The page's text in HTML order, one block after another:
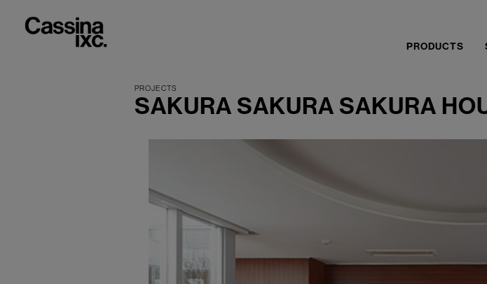
PRODUCTS
SAKURA SAKURA SAKURA